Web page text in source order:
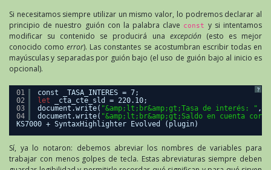
Si necesitamos siempre utilizar un mismo valor, lo podremos declarar al
principio de nuestro guión con la palabra clave const y si intentamos
modificar su contenido se producirá una excepción (esto es mejor
conocido comoerror). Las constantes se acostumbran escribir todas en
mayúsculas y separadas por guión bajo (el uso de guión bajo al inicio es
opcional).
?
KS7000 + SyntaxHighlighter Evolved (plugin)
01
02
03
04
const _TASA_INTERES = 7;
let
_cta_cte_sld = 220.10;
document.write( "&amp;lt;br&amp;gt;Tasa de interés: " ,
document.write( "&amp;lt;br&amp;gt;Saldo en cuenta
Sí, ya lo notaron: debemos abreviar los nombres de variables para
trabajar con menos golpes de tecla. Estas abreviaturas siempre deben